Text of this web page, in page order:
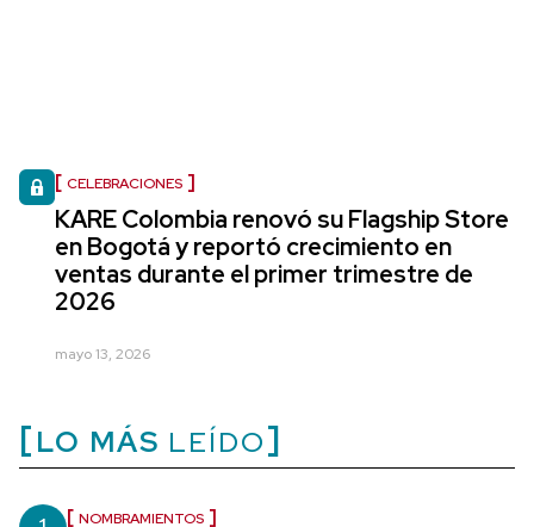
CELEBRACIONES
KARE Colombia renovó su Flagship Store
en Bogotá y reportó crecimiento en
ventas durante el primer trimestre de
2026
mayo 13, 2026
LO MÁS LEÍDO
NOMBRAMIENTOS